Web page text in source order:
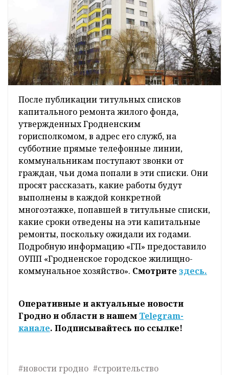
После публикации титульных списков
капитального ремонта жилого фонда,
утвержденных Гродненским
горисполкомом, в адрес его служб, на
субботние прямые телефонные линии,
коммунальникам поступают звонки от
граждан, чьи дома попали в эти списки. Они
просят рассказать, какие работы будут
выполнены в каждой конкретной
многоэтажке, попавшей в титульные списки,
какие сроки отведены на эти капитальные
ремонты, поскольку ожидали их годами.
Подробную информацию «ГП» предоставило
ОУПП «Гродненское городское жилищно-
коммунальное хозяйство». Смотрите здесь.
Оперативные и актуальные новости
Гродно и области в нашем Telegram-
канале. Подписывайтесь по ссылке!
#новости гродно #строительство